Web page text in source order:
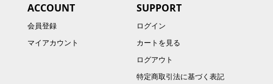
ACCOUNT
会員登録
マイアカウント
SUPPORT
ログイン
カートを見る
ログアウト
特定商取引法に基づく表記